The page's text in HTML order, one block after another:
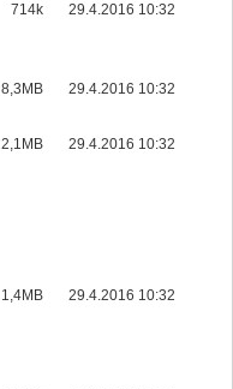
714k 29.4.2016 10:32
8,3MB 29.4.2016 10:32
2,1MB 29.4.2016 10:32
1,4MB 29.4.2016 10:32